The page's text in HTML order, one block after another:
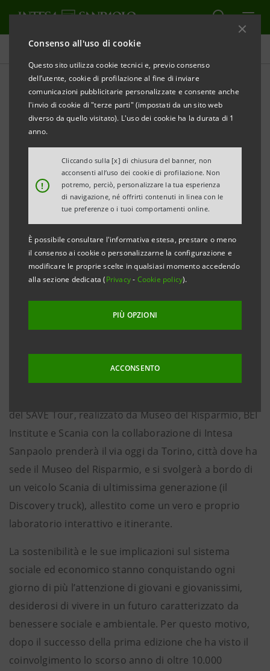
Consenso all'uso di cookie
Questo sito utilizza cookie tecnici e, previo consenso
dell’utente, cookie di profilazione al fine di inviare
comunicazioni pubblicitarie personalizzate e consente anche
l'invio di cookie di "terze parti" (impostati da un sito web
diverso da quello visitato). L'uso dei cookie ha la durata di 1
anno.
!
Cliccando sulla [x] di chiusura del banner, non
acconsenti all’uso dei cookie di profilazione. Non
potremo, perciò, personalizzare la tua esperienza
di navigazione, né offrirti contenuti in linea con le
tue preferenze o i tuoi comportamenti online.
È possibile consultare l'informativa estesa, prestare o meno
il consenso ai cookie o personalizzarne la configurazione e
modificare le proprie scelte in qualsiasi momento accedendo
alla sezione dedicata (Privacy- Cookie policy).
PIÙ OPZIONI
ACCONSENTO
Comunicati stampa
STAMPA AGGIORNA
COMUNICATO STAMPA
AL VIA LA SECONDA EDIZIONE DEL “SAVE TOUR”
21 CITTÀ ITALIANE
- Iniziativa congiunta del Museo del Risparmio di
Torino, BEI Institute e Scania, in collaborazione
con il MIUR e con il supporto di Intesa Sanpaolo
- Un laboratorio interattivo sul Discovery truck di
Scania in giro per l’Italia: 2.000 km in sei regioni
per educare i giovani all’uso consapevole delle
del SAVE Tour, realizzato da Museo del Risparmio, BEI
Institute e Scania con la collaborazione di Intesa
Sanpaolo prenderà il via oggi da Torino, città dove ha
sede il Museo del Risparmio, e si svolgerà a bordo di
un veicolo Scania di ultimissima generazione (il
Discovery truck), allestito come un vero e proprio
laboratorio interattivo e itinerante.
La sostenibilità e le sue implicazioni sul sistema
sociale ed economico stanno conquistando ogni
giorno di più l’attenzione di giovani e giovanissimi,
desiderosi di vivere in un futuro caratterizzato da
benessere sociale e ambientale. Per questo motivo,
dopo il successo della prima edizione che ha visto il
coinvolgimento lo scorso anno di oltre 10.000